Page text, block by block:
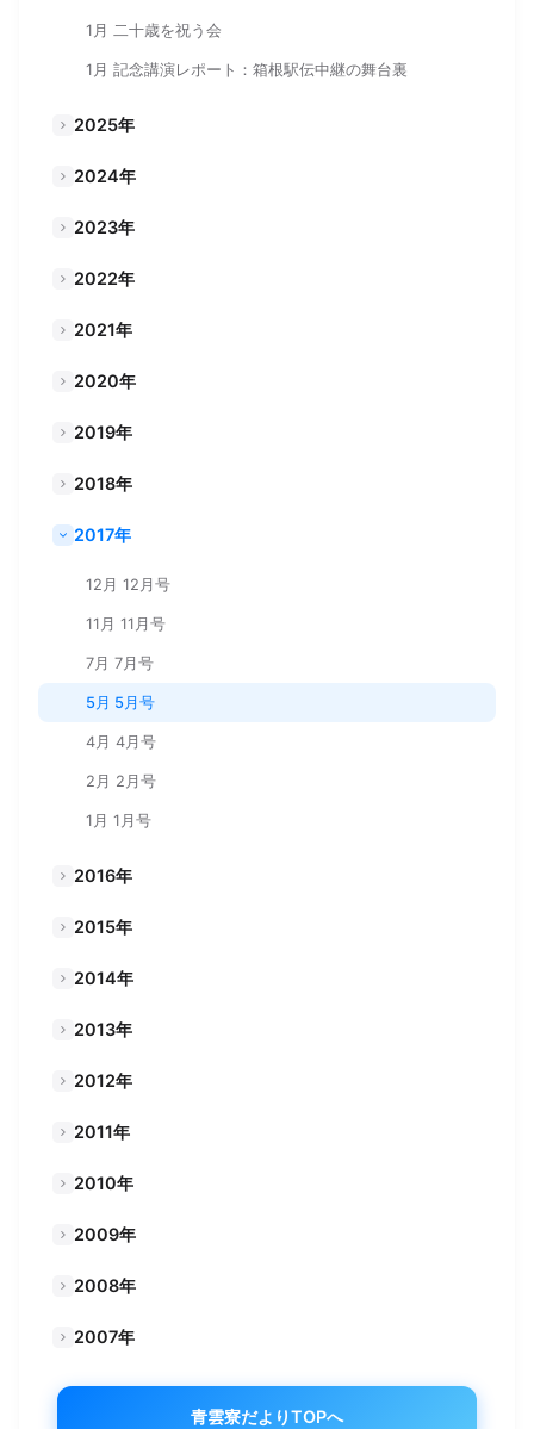
1月 二十歳を祝う会
1月 記念講演レポート：箱根駅伝中継の舞台裏
2025年
2024年
2023年
2022年
2021年
2020年
2019年
2018年
2017年
12月 12月号
11月 11月号
7月 7月号
5月 5月号
4月 4月号
2月 2月号
1月 1月号
2016年
2015年
2014年
2013年
2012年
2011年
2010年
2009年
2008年
2007年
青雲寮だよりTOPへ